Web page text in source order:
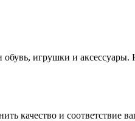
игрушки и
качество и соответствие